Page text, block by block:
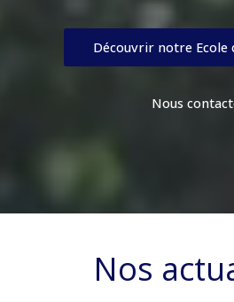
Découvrir notre Ecole
Nous
Nos